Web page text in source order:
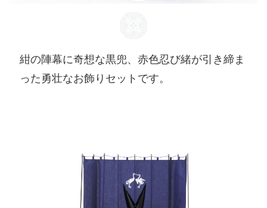
紺の陣幕に奇想な黒兜、赤色忍び緒が引き締ま
った勇壮なお飾りセットです。